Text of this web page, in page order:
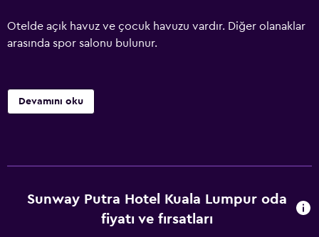
Otelde açık havuz ve çocuk havuzu vardır. Diğer olanaklar
arasında spor salonu bulunur.
Devamını oku
Sunway Putra Hotel Kuala Lumpur oda
fiyatı ve fırsatları